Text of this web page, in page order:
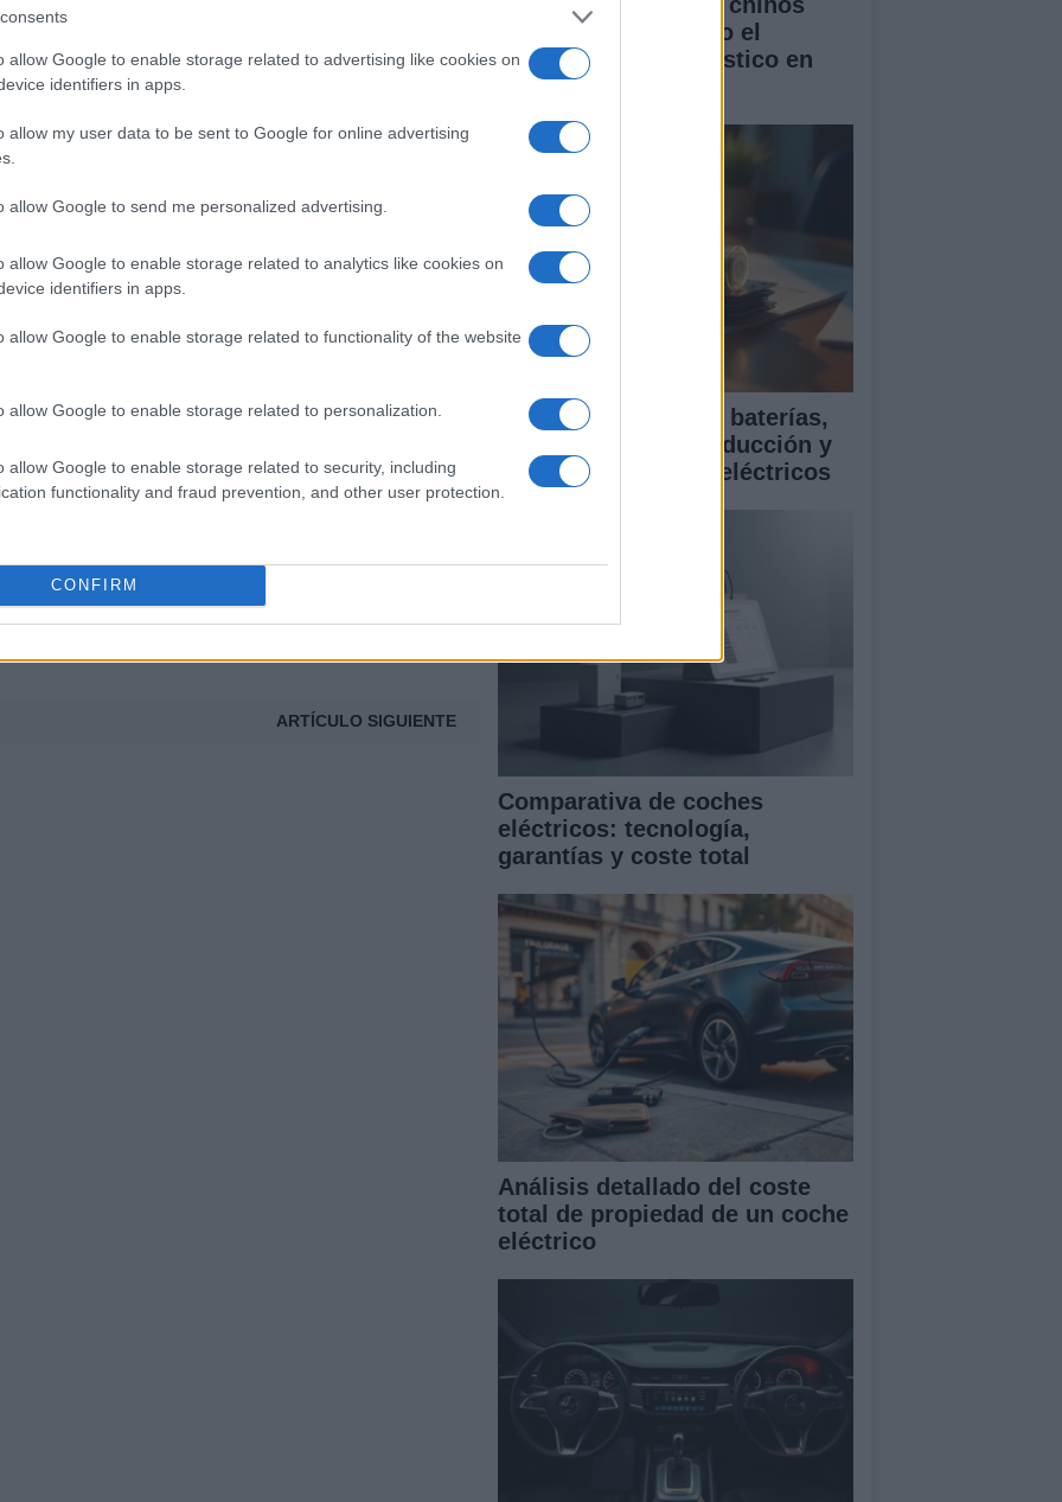
allow Google to enable storage related to advertising like cookies on
identifiers in apps.
allow my user data to be sent to Google for online advertising
allow Google to send me personalized advertising.
allow Google to enable storage related to analytics like cookies on
identifiers in apps.
allow Google to enable storage related to functionality of the website
allow Google to enable storage related to personalization.
allow Google to enable storage related to security, including
functionality and fraud prevention, and other user protection.
CONFIRM
delSLS
y Japón, los países del Golfo Pérsico el cuarto
”, Volker Mornhinweg, Presidente de
COCHES MÁS RAPIDOS DEPORTIVO
2009 FRANCFORT IAA FRANKFURT
IAA FRANCFORT
PRESENTACIONES FRANKFURT
ARTÍCULO SIGUIENTE
están transformando el
mercado automovilístico en
España
Guía para comparar baterías,
asistencias a la conducción y
garantía en coches eléctricos
Comparativa de coches
eléctricos: tecnología,
garantías y coste total
Análisis detallado del coste
total de propiedad de un coche
eléctrico